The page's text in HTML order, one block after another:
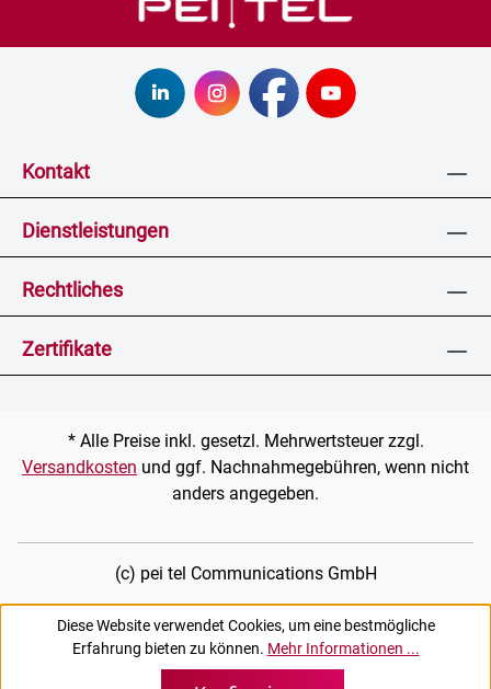
Kontakt
Dienstleistungen
Rechtliches
Zertifikate
* Alle Preise inkl. gesetzl. Mehrwertsteuer zzgl.
Versandkosten und ggf. Nachnahmegebühren, wenn nicht
anders angegeben.
(c) pei tel Communications GmbH
Diese Website verwendet Cookies, um eine bestmögliche
Erfahrung bieten zu können. Mehr Informationen ...